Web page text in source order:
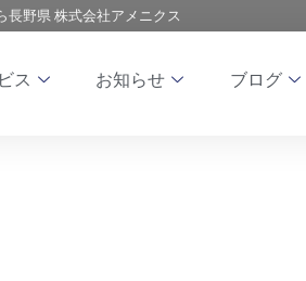
長野県 株式会社アメニクス
ス お知らせ ブログ